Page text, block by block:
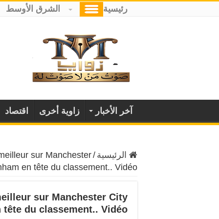
رئيسية الشرق الأوسط
آخر الأخبار زاوية أخرى اقتصاد
الرئيسية /
sur Manchester
en tête du classement.. Vidéo
sur Manchester City
du classement.. Vidéo